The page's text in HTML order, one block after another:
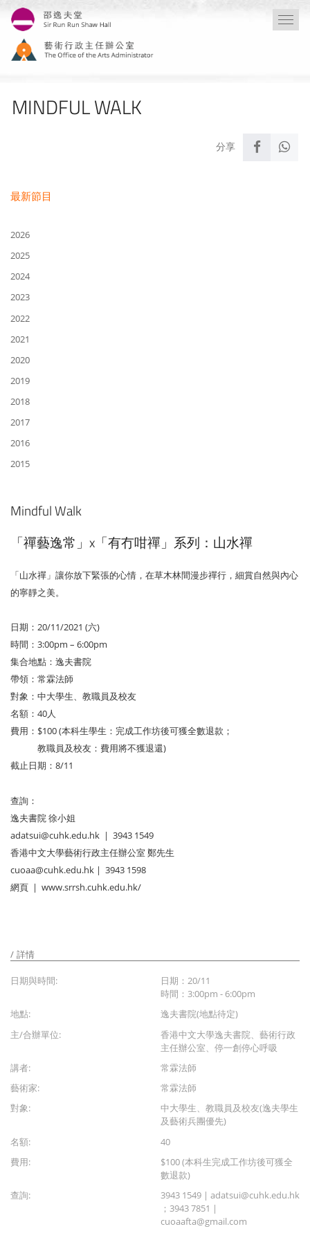
MINDFUL WALK
最新節目
2026
2025
2024
2023
2022
2021
2020
2019
2018
2017
2016
2015
Mindful Walk
「禪藝逸常」x「有冇咁禪」系列：山水禪
「山水禪」讓你放下緊張的心情，在草木林間漫步禪行，細賞自然與內心
的寧靜之美。
日期：20/11/2021 (六)
時間：3:00pm – 6:00pm
集合地點：逸夫書院
帶領：常霖法師
對象：中大學生、教職員及校友
名額：40人
費用：$100 (本科生學生：完成工作坊後可獲全數退款；
教職員及校友：費用將不獲退還)
截止日期：8/11
查詢：
逸夫書院 徐小姐
adatsui@cuhk.edu.hk | 3943 1549
香港中文大學藝術行政主任辦公室 鄭先生
cuoaa@cuhk.edu.hk | 3943 1598
網頁 | www.srrsh.cuhk.edu.hk/
詳情
日期與時間:
日期：20/11
時間：3:00pm - 6:00pm
地點:
逸夫書院(地點待定)
主/合辦單位:
香港中文大學逸夫書院、藝術行政
主任辦公室、停一創停心呼吸
講者:
常霖法師
藝術家:
常霖法師
對象:
中大學生、教職員及校友(逸夫學生
及藝術兵團優先)
名額:
40
費用:
$100 (本科生完成工作坊後可獲全
數退款)
查詢:
3943 1549 | adatsui@cuhk.edu.hk
；3943 7851 |
cuoaafta@gmail.com